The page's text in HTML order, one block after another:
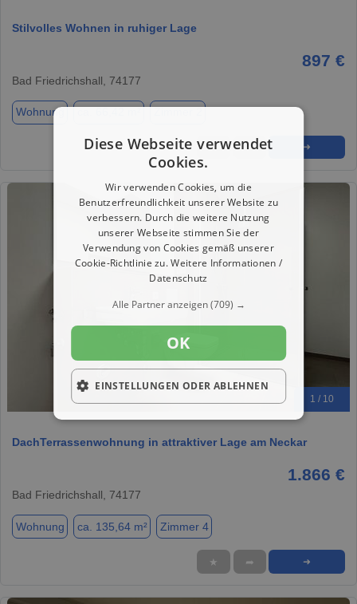
Stilvolles Wohnen in ruhiger Lage
897 €
Bad Friedrichshall, 74177
Wohnung
★ ➦ ➜
1 / 10
DachTerrassenwohnung in attraktiver Lage am Neckar
1.866 €
Bad Friedrichshall, 74177
Wohnung ca. 135,64 m² Zimmer 4
★ ➦ ➜
Diese Webseite verwendet
Cookies.
Wir verwenden Cookies, um die
Benutzerfreundlichkeit unserer Website zu
verbessern. Durch die weitere Nutzung
unserer Webseite stimmen Sie der
Verwendung von Cookies gemäß unserer
Cookie-Richtlinie zu.Weitere Informationen /
Datenschutz
Alle Partner anzeigen(709) →
OK
EINSTELLUNGEN ODER ABLEHNEN